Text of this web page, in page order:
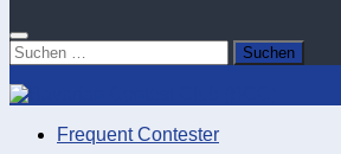
Suchen
nach:
Frequent Contester